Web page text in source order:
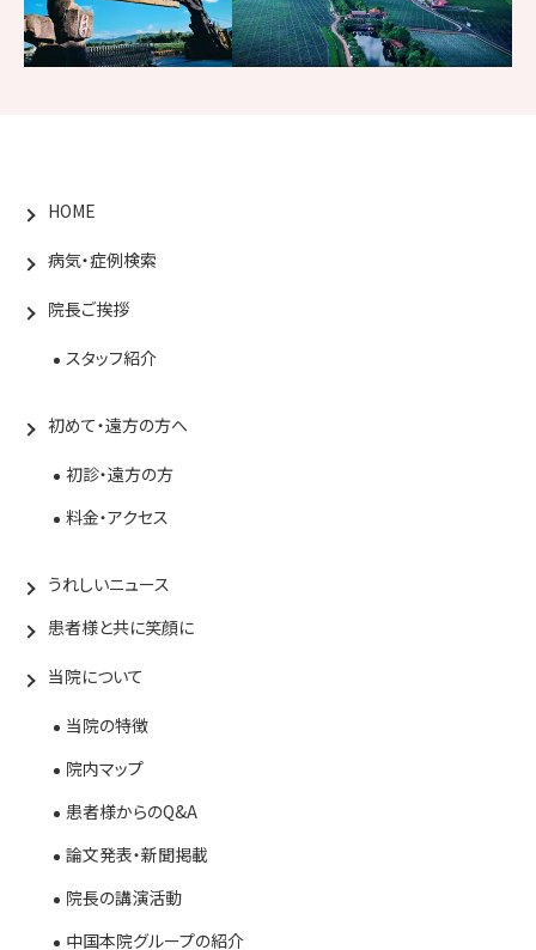
HOME
病気・症例検索
院長ご挨拶
スタッフ紹介
初めて・遠方の方へ
初診・遠方の方
料金・アクセス
うれしいニュース
患者様と共に笑顔に
当院について
当院の特徴
院内マップ
患者様からのQ&A
論文発表・新聞掲載
院長の講演活動
中国本院グループの紹介